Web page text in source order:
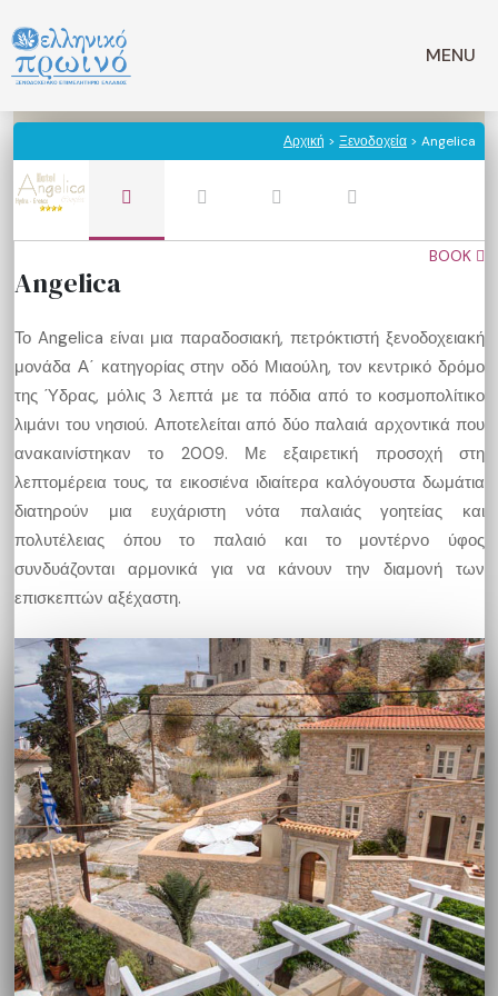
σε
περιεχόμενο
MENU
Αρχική > Ξενοδοχεία > Angelica
BOOK
Angelica
Το Angelica είναι μια παραδοσιακή, πετρόκτιστή ξενοδοχειακή
μονάδα Α΄ κατηγορίας στην οδό Μιαούλη, τον κεντρικό δρόμο
της Ύδρας, μόλις 3 λεπτά με τα πόδια από το κοσμοπολίτικο
λιμάνι του νησιού. Αποτελείται από δύο παλαιά αρχοντικά που
ανακαινίστηκαν το 2009. Με εξαιρετική προσοχή στη
λεπτομέρεια τους, τα εικοσιένα ιδιαίτερα καλόγουστα δωμάτια
διατηρούν μια ευχάριστη νότα παλαιάς γοητείας και
πολυτέλειας όπου το παλαιό και το μοντέρνο ύφος
συνδυάζονται αρμονικά για να κάνουν την διαμονή των
επισκεπτών αξέχαστη.